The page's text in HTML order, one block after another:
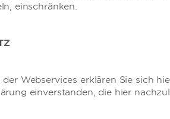
einschränken.
Webservices erklären Sie sich
einverstanden, die hier